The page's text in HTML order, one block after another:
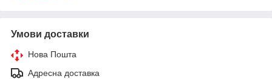
Умови доставки
Нова Пошта
Адресна доставка